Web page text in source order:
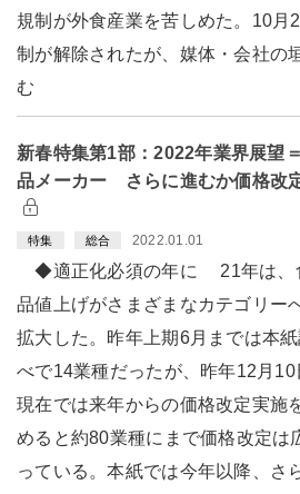
規制が外食産業を苦しめた。10月
制が解除されたが、媒体・会社の
む
新春特集第1部：2022年業界展望
品メーカー さらに進むか価格改
特集 総合 2022.01.01
◆適正化必須の年に 21年は、
品値上げがさまざまなカテゴリー
拡大した。昨年上期6月までは本紙
べで14業種だったが、昨年12月10
現在では来年からの価格改定実施
めると約80業種にまで価格改定は
っている。本紙では今年以降、さ